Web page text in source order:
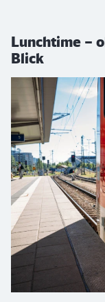
Lunchtime –
Blick